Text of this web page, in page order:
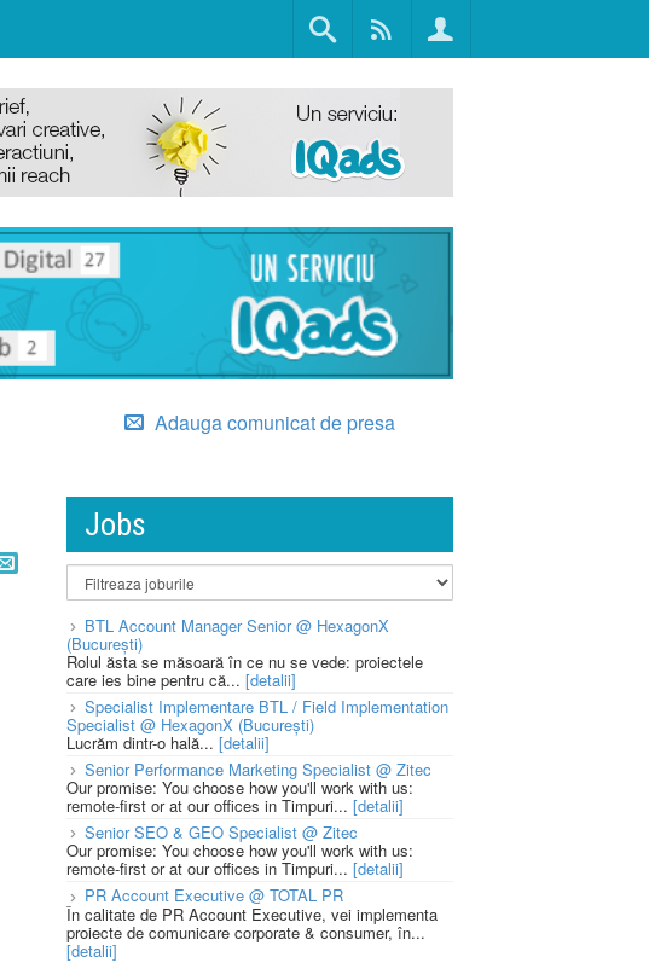
Adauga comunicat de presa
Jobs
BTL Account Manager Senior @ HexagonX
(București)
Rolul ăsta se măsoară în ce nu se vede: proiectele
care ies bine pentru că... [detalii]
Specialist Implementare BTL / Field Implementation
Specialist @ HexagonX (București)
Lucrăm dintr-o hală... [detalii]
Senior Performance Marketing Specialist @ Zitec
Our promise: You choose how you'll work with us:
remote-first or at our offices in Timpuri... [detalii]
Senior SEO & GEO Specialist @ Zitec
Our promise: You choose how you'll work with us:
remote-first or at our offices in Timpuri... [detalii]
PR Account Executive @ TOTAL PR
În calitate de PR Account Executive, vei implementa
proiecte de comunicare corporate & consumer, în...
[detalii]